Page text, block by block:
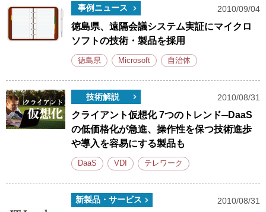
事例ニュース 2010/09/04
徳島県、遠隔会議システム実証にマイクロ
ソフトの技術・製品を採用
徳島県 Microsoft 自治体
技術解説 2010/08/31
クライアント仮想化 7つのトレンド─DaaS
の低価格化が急進、操作性を保つ技術進歩
や導入を容易にする製品も
DaaS VDI テレワーク
新製品・サービス 2010/08/31